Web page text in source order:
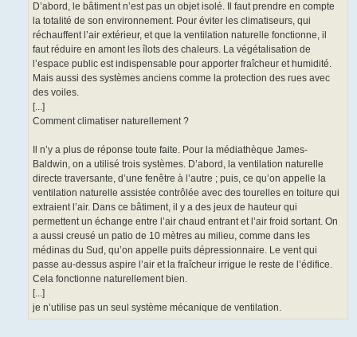
D’abord, le bâtiment n’est pas un objet isolé. Il faut prendre en compte
la totalité de son environnement. Pour éviter les climatiseurs, qui
réchauffent l’air extérieur, et que la ventilation naturelle fonctionne, il
faut réduire en amont les îlots des chaleurs. La végétalisation de
l’espace public est indispensable pour apporter fraîcheur et humidité.
Mais aussi des systèmes anciens comme la protection des rues avec
des voiles.
[...]
Comment climatiser naturellement ?
Il n’y a plus de réponse toute faite. Pour la médiathèque James-
Baldwin, on a utilisé trois systèmes. D’abord, la ventilation naturelle
directe traversante, d’une fenêtre à l’autre ; puis, ce qu’on appelle la
ventilation naturelle assistée contrôlée avec des tourelles en toiture qui
extraient l’air. Dans ce bâtiment, il y a des jeux de hauteur qui
permettent un échange entre l’air chaud entrant et l’air froid sortant. On
a aussi creusé un patio de 10 mètres au milieu, comme dans les
médinas du Sud, qu’on appelle puits dépressionnaire. Le vent qui
passe au-dessus aspire l’air et la fraîcheur irrigue le reste de l’édifice.
Cela fonctionne naturellement bien.
[...]
je n’utilise pas un seul système mécanique de ventilation.